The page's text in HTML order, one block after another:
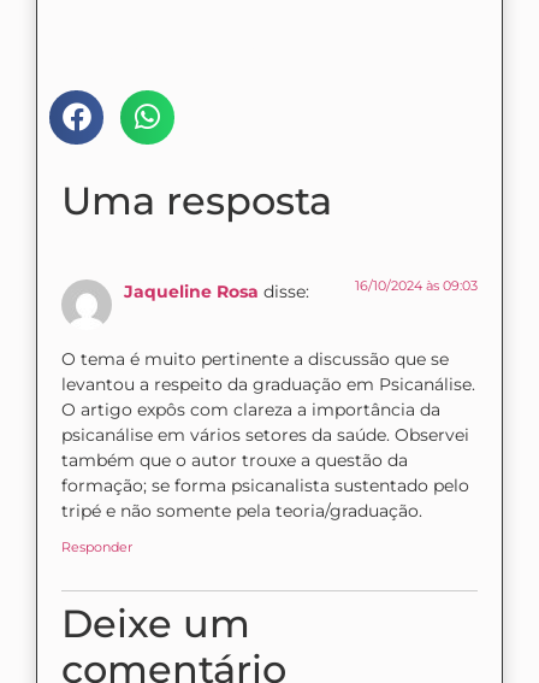
Uma resposta
Jaqueline Rosa disse: 16/10/2024 às 09:03
O tema é muito pertinente a discussão que se
levantou a respeito da graduação em Psicanálise.
O artigo expôs com clareza a importância da
psicanálise em vários setores da saúde. Observei
também que o autor trouxe a questão da
formação; se forma psicanalista sustentado pelo
tripé e não somente pela teoria/graduação.
Responder
Deixe um
comentário